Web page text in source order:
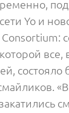
Yo и
все,
состояло